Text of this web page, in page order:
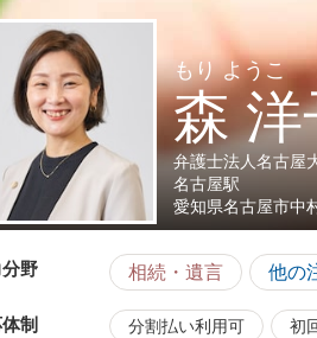
もり ようこ
森 洋
弁護士法人名古屋
名古屋駅
愛知県名古屋市中
野 相続・遺言 他の
制 分割払い利用可 初